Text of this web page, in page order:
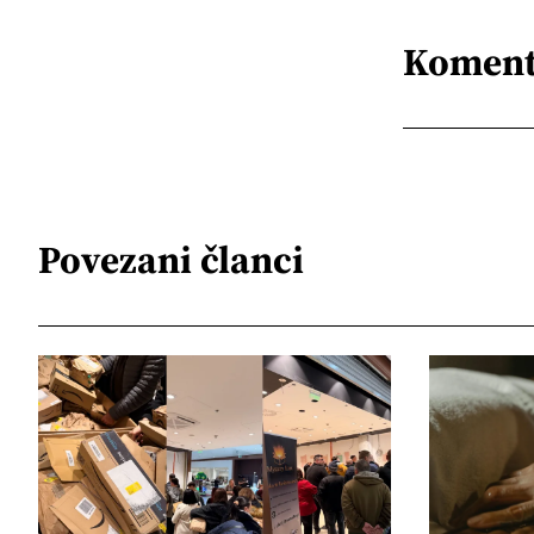
Povezani članci